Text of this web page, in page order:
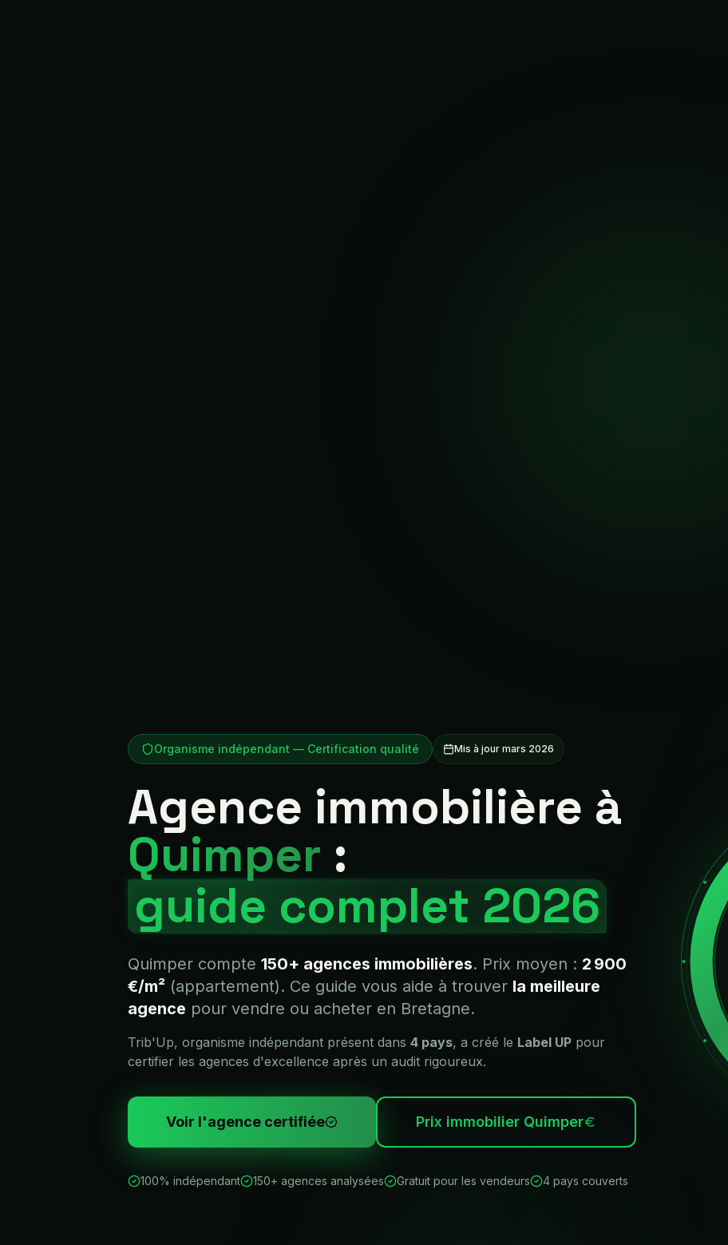
Organisme indépendant — Certification qualité Mis à jour mars 2026
Agence immobilière à
Quimper :
guide complet 2026
Quimper compte 150+ agences immobilières. Prix moyen : 2 900
€/m² (appartement). Ce guide vous aide à trouver la meilleure
agence pour vendre ou acheter en Bretagne.
Trib'Up, organisme indépendant présent dans 4 pays, a créé le Label UP pour
certifier les agences d'excellence après un audit rigoureux.
Voir l'agence certifiée Prix immobilier Quimper
100% indépendant 150+ agences analysées Gratuit pour les vendeurs 4 pays couverts